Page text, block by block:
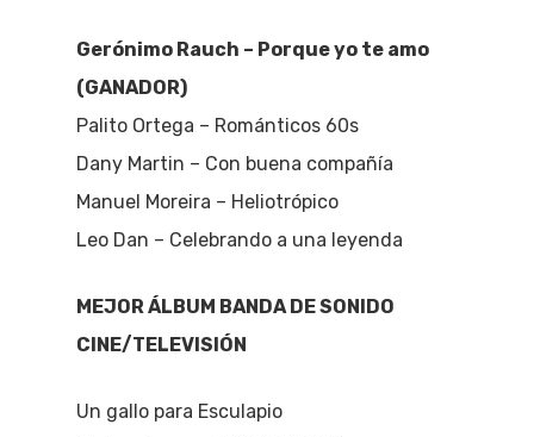
Gerónimo Rauch – Porque yo te amo
(GANADOR)
Palito Ortega – Románticos 60s
Dany Martin – Con buena compañía
Manuel Moreira – Heliotrópico
Leo Dan – Celebrando a una leyenda
MEJOR ÁLBUM BANDA DE SONIDO
CINE/TELEVISIÓN
Un gallo para Esculapio